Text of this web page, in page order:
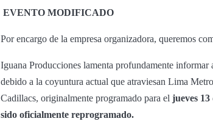
EVENTO MODIFICADO
Por encargo de la empresa organizadora, queremos
Iguana Producciones lamenta profundamente
debido a la coyuntura actual que atraviesan Lima
Cadillacs, originalmente programado para el jueves
sido oficialmente reprogramado.